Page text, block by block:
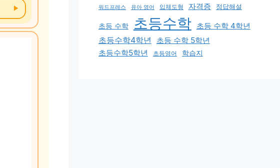
워드프레스 유아 영어 입체도형 자격증 정답해설
초등 수학 초등수학 초등 수학 4학년
초등수학4학년
초등 수학 5학년
초등수학5학년
초등영어 학습지